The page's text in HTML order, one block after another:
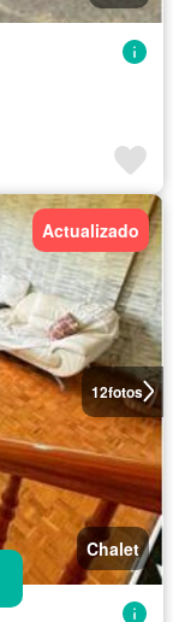
12fotos
Actualizado
Chalet